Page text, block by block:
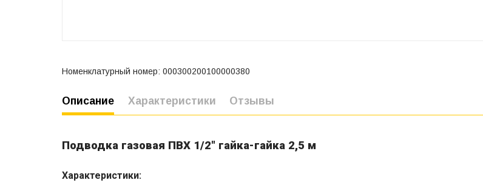
Номенклатурный номер: 000300200100000380
Описание Характеристики Отзывы
Подводка газовая ПВХ 1/2" гайка-гайка 2,5 м
Характеристики: